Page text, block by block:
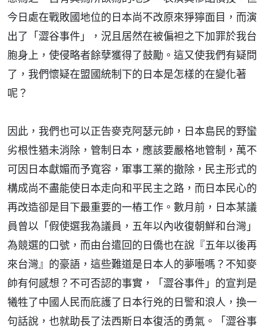
今日處在戰敗國地位的日本尚不改原來猙獰面目，而演
出了「澀谷事件」，況且居然在被偏袒之下加罪於我台
胞身上，使侵略者餘孽獲得了鼓勵。這又使我們有疑問
了，我們懷疑在盟國統制下的日本是怎樣的在變化著
呢？
因此，我們也可以正告麥克阿瑟元帥，日本島民的野蠻
劣根性猶未消除，管制日本，應該要嚴格地管制，萬不
可因日本獻媚而予寬容，軍事工業的撤除，民主形式的
構成尚不盡能使日本走向和平民主之路，而日本民心的
再改造卻是目下最重要的一樁工作。數月前，日本某議
員曾以「假使選我為議員，五年以內收復朝鮮和台灣」
為競選的口號，而由台遣回的日僑也在說『五年以後再
來台灣』的豪語，這些難道是日本人的夢囈嗎？不知麥
帥有何感想？不可否認的事實，「澀谷事件」的宣判是
犧牲了中國人民而庇護了日本行兇的日警和浪人，換一
句話說，也就助長了法西斯日本復活的勇氣。「澀谷事